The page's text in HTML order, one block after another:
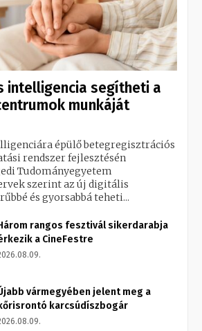
intelligencia segítheti a
munkáját
épülő betegregisztrációs
rendszer fejlesztésén
Tudományegyetem
szerint az új digitális
és gyorsabbá teheti...
rangos fesztivál sikerdarabja
a CineFestre
vármegyében jelent meg a
karcsúdíszbogár